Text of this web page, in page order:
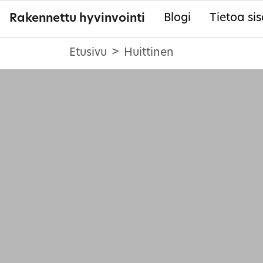
Rakennettu hyvinvointi Blogi Tietoa
Etusivu Huittinen